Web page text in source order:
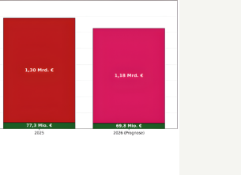
2026: Einzelhandel in
und im Saarland erwartet